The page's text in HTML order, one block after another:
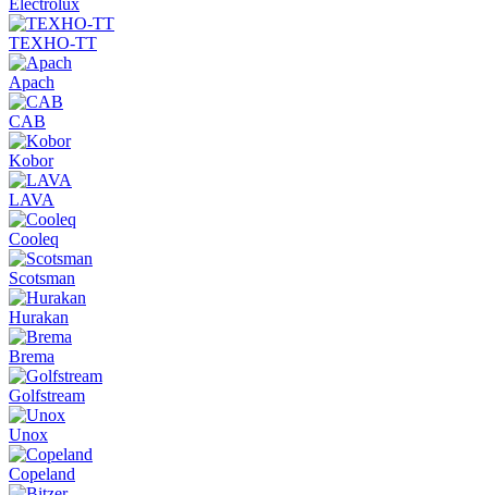
ТЕХНО-ТТ
Apach
CAB
Kobor
LAVA
Cooleq
Scotsman
Hurakan
Brema
Golfstream
Unox
Copeland